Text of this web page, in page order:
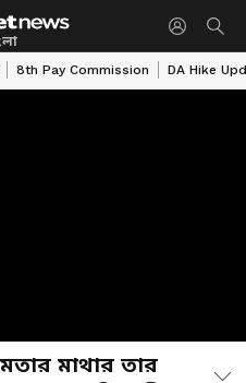
8th Pay Commission DA Hike
মাথার তার